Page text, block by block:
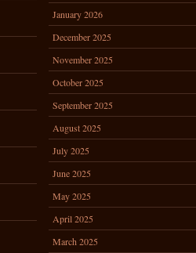
January 2026
December 2025
November 2025
October 2025
September 2025
August 2025
July 2025
June 2025
May 2025
April 2025
March 2025